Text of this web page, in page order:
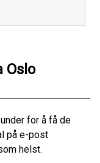
Oslo
for å få de
på e-post
helst.